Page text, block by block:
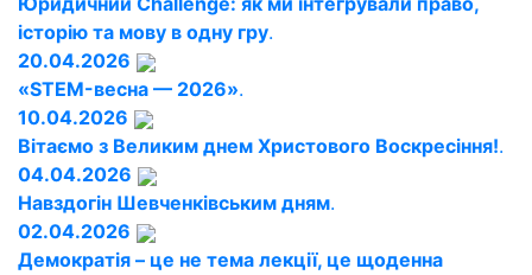
історію та мову в одну гру.
20.04.2026
«STEM-весна — 2026».
10.04.2026
Вітаємо з Великим днем Христового Воскресіння!.
04.04.2026
Навздогін Шевченківським дням.
02.04.2026
Демократія – це не тема лекції, це щоденна